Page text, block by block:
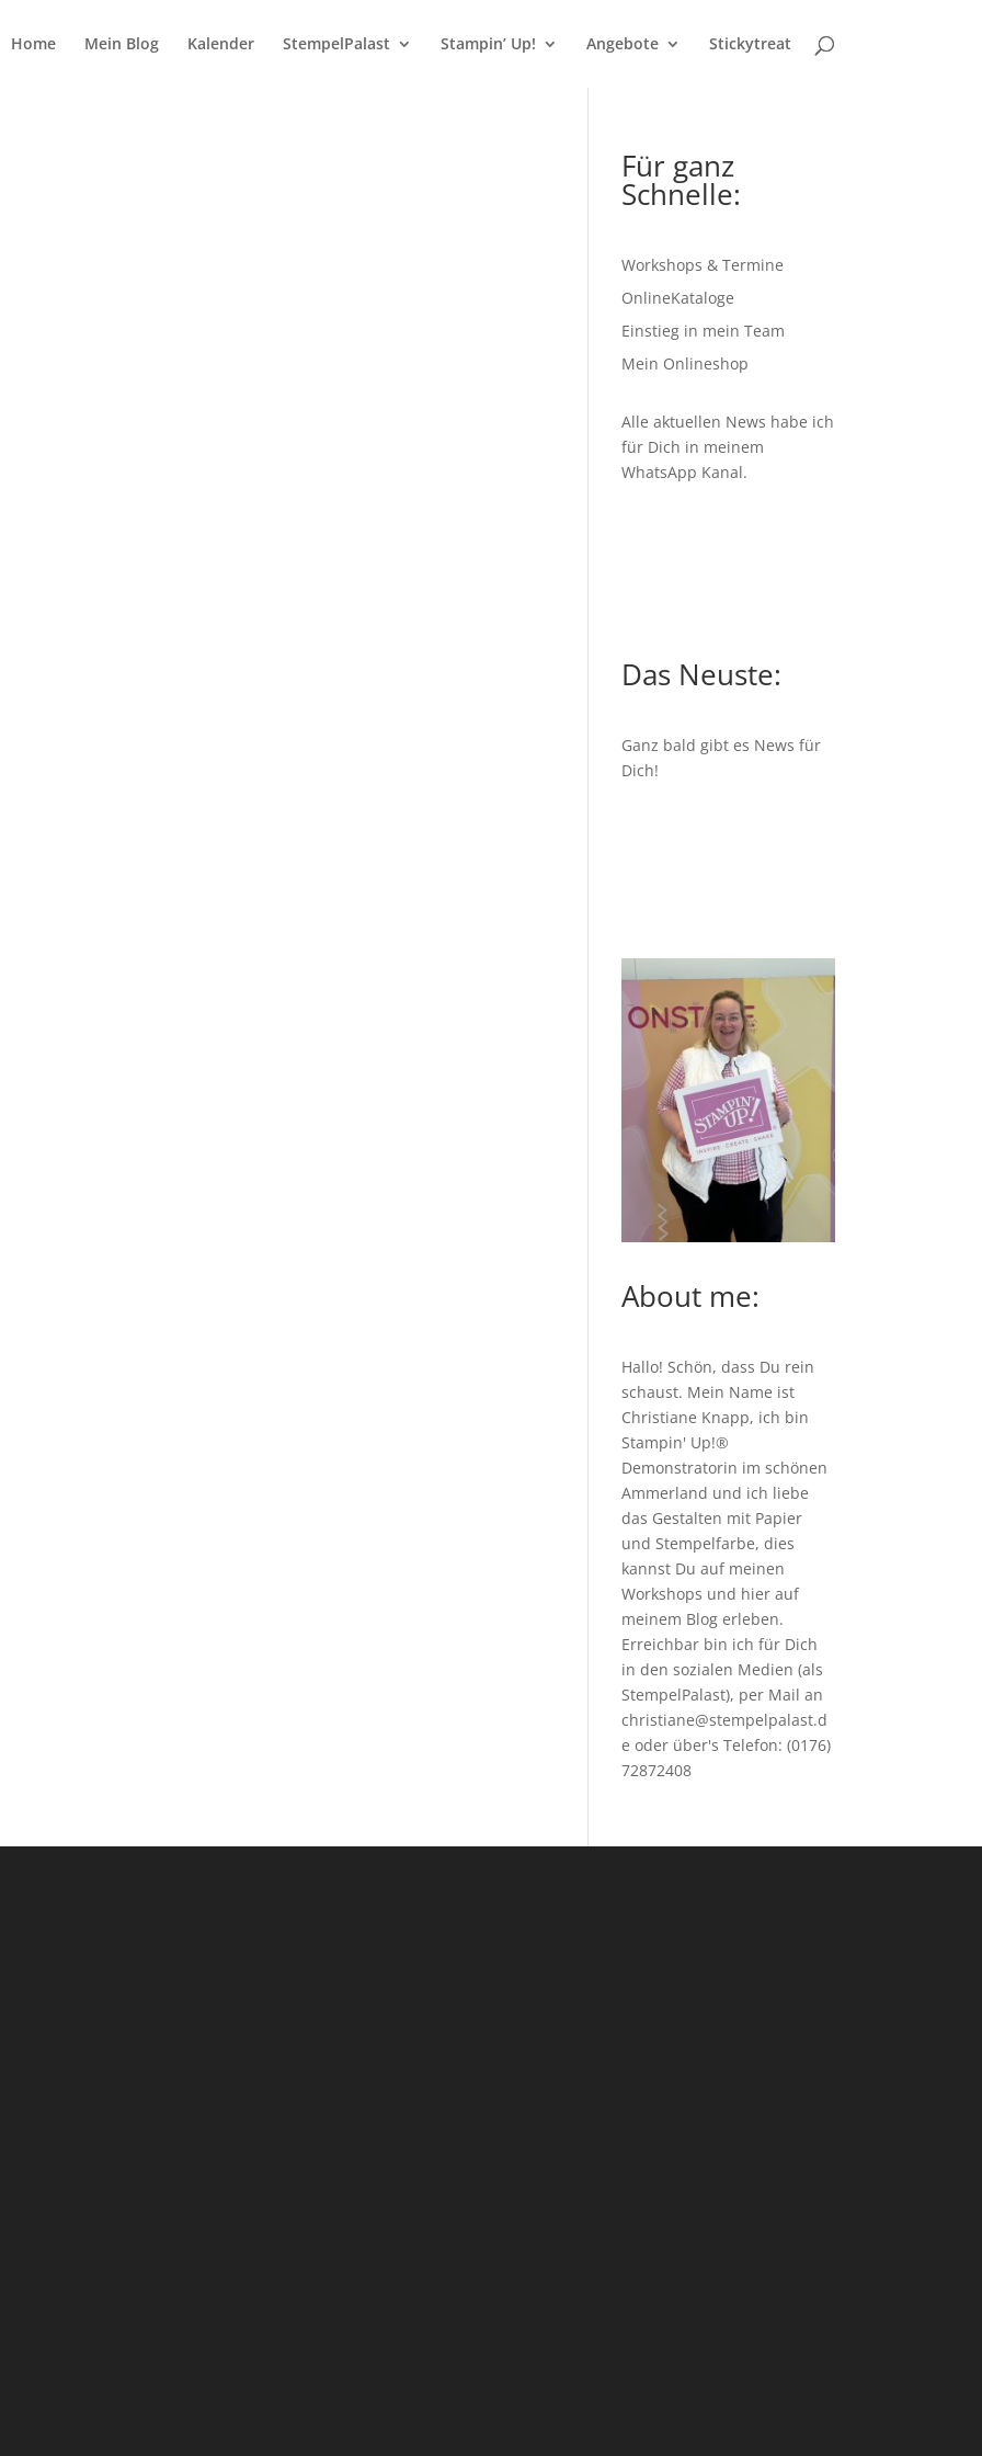
Home Mein Blog Kalender StempelPalast Stampin’ Up! Angebote Stickytreat
Für ganz
Schnelle:
Workshops & Termine
OnlineKataloge
Einstieg in mein Team
Mein Onlineshop
Alle aktuellen News habe ich
für Dich in meinem
WhatsApp Kanal.
Das Neuste:
Ganz bald gibt es News für
Dich!
About me:
Hallo! Schön, dass Du rein
schaust. Mein Name ist
Christiane Knapp, ich bin
Stampin' Up!®
Demonstratorin im schönen
Ammerland und ich liebe
das Gestalten mit Papier
und Stempelfarbe, dies
kannst Du auf meinen
Workshops und hier auf
meinem Blog erleben.
Erreichbar bin ich für Dich
in den sozialen Medien (als
StempelPalast), per Mail an
christiane@stempelpalast.d
e oder über's Telefon: (0176)
72872408